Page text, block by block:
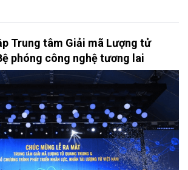
Trung tâm Giải mã Lượng tử
phóng công nghệ tương lai